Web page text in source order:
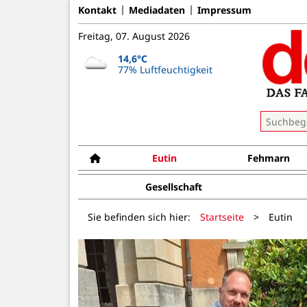
Kontakt Mediadaten Impressum
Freitag, 07. August 2026
14,6°C
77% Luftfeuchtigkeit
Eutin Fehmarn
Gesellschaft
Sie befinden sich hier: Startseite > Eutin